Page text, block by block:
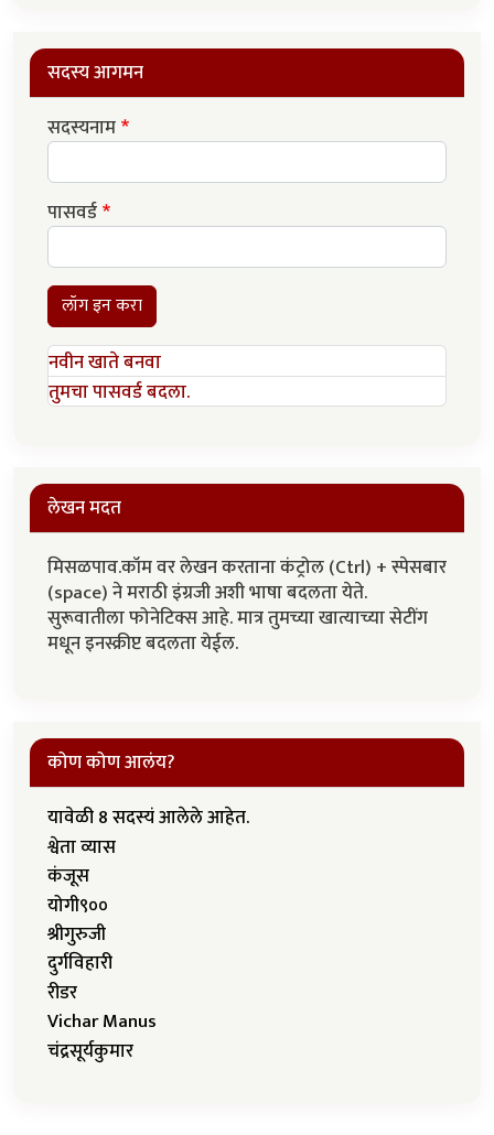
सदस्य आगमन
सदस्यनाम
पासवर्ड
लॉग इन करा
नवीन खाते बनवा
तुमचा पासवर्ड बदला.
लेखन मदत
मिसळपाव.कॉम वर लेखन करताना कंट्रोल (Ctrl) + स्पेसबार
(space) ने मराठी इंग्रजी अशी भाषा बदलता येते.
सुरूवातीला फोनेटिक्स आहे. मात्र तुमच्या खात्याच्या सेटींग
मधून इनस्क्रीप्ट बदलता येईल.
कोण कोण आलंय?
यावेळी 8 सदस्यं आलेले आहेत.
श्वेता व्यास
कंजूस
योगी९००
श्रीगुरुजी
दुर्गविहारी
रीडर
Vichar Manus
चंद्रसूर्यकुमार